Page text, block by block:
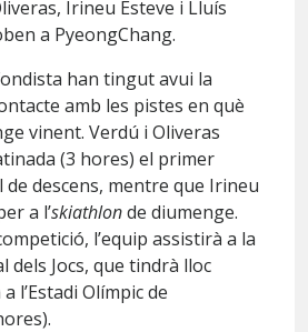
Irineu Esteve i Lluís
a PyeongChang.
han tingut avui la
amb les pistes en què
vinent. Verdú i Oliveras
(3 hores) el primer
descens, mentre que Irineu
a l’skiathlonde diumenge.
l’equip assistirà a la
dels Jocs, que tindrà lloc
l’Estadi Olímpic de